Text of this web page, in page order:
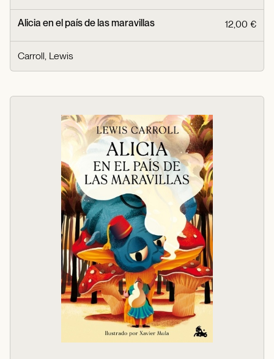
Alicia en el país de las maravillas 12,00 €
Carroll, Lewis